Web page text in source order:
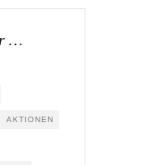
…
AKTIONEN